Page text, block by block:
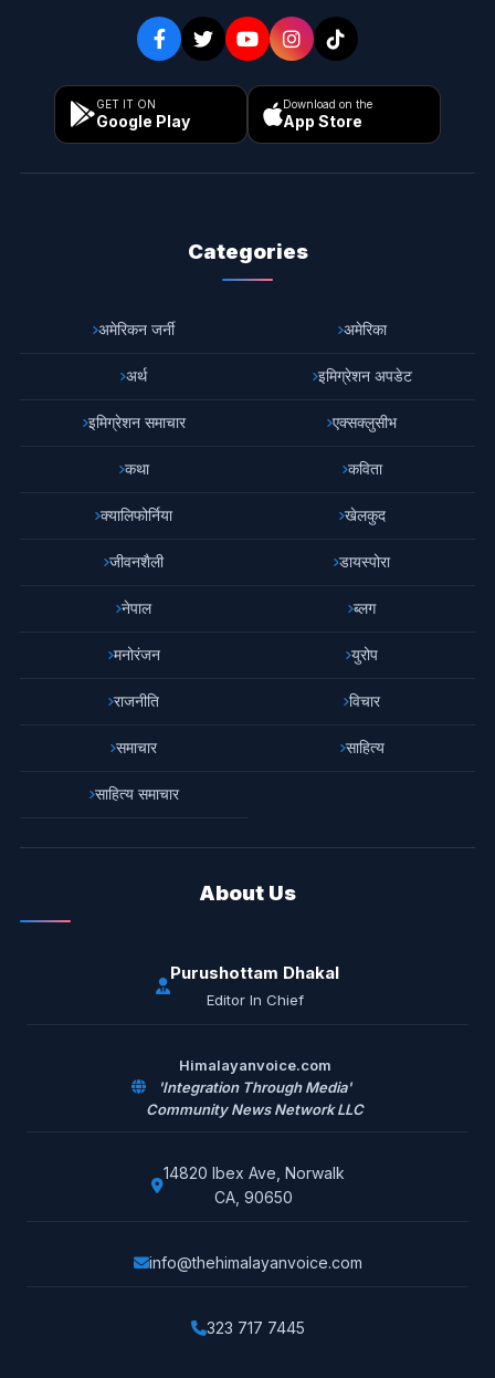
GET IT ON
Google Play
Download on the
App Store
Categories
अमेरिकन जर्नी अमेरिका
अर्थ इमिग्रेशन अपडेट
इमिग्रेशन समाचार एक्सक्लुसीभ
कथा कविता
क्यालिफोर्निया खेलकुद
जीवनशैली डायस्पोरा
नेपाल ब्लग
मनोरंजन युरोप
राजनीति विचार
समाचार साहित्य
साहित्य समाचार
About Us
Purushottam Dhakal
Editor In Chief
Himalayanvoice.com
'Integration Through Media'
Community News Network LLC
14820 Ibex Ave, Norwalk
CA, 90650
info@thehimalayanvoice.com
323 717 7445